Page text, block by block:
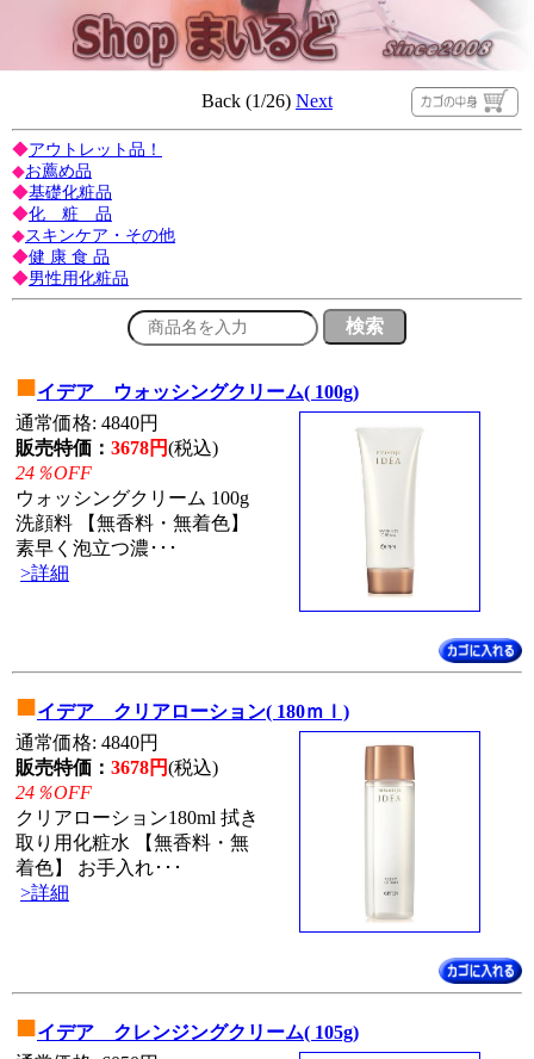
Back (1/26) Next
◆アウトレット品！
◆お薦め品
◆基礎化粧品
◆化 粧 品
◆スキンケア・その他
◆健 康 食 品
◆男性用化粧品
■イデア ウォッシングクリーム( 100g)
通常価格: 4840円
販売特価： 3678円(税込)
24％OFF
ウォッシングクリーム 100g
洗顔料 【無香料・無着色】
素早く泡立つ濃･･･
>詳細
■イデア クリアローション( 180ｍｌ)
通常価格: 4840円
販売特価： 3678円(税込)
24％OFF
クリアローション180ml 拭き
取り用化粧水 【無香料・無
着色】 お手入れ･･･
>詳細
■イデア クレンジングクリーム( 105g)